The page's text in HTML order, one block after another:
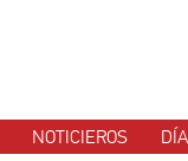
NOTICIEROS